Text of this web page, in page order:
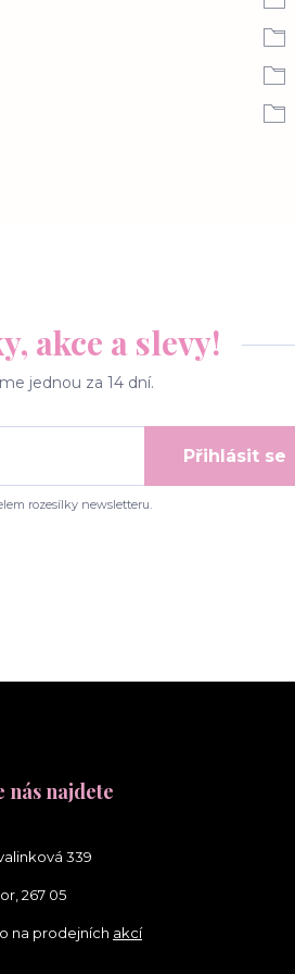
akce a slevy!
jednou za 14 dní.
Přihlásit se
rozesílky newsletteru.
nás najdete
339
267 05
na prodejních akcí